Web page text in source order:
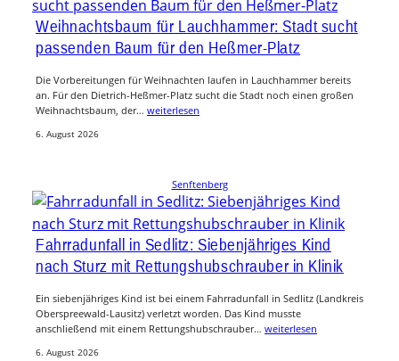
Weihnachtsbaum für Lauchhammer: Stadt sucht
passenden Baum für den Heßmer-Platz
Die Vorbereitungen für Weihnachten laufen in Lauchhammer bereits
an. Für den Dietrich-Heßmer-Platz sucht die Stadt noch einen großen
Weihnachtsbaum, der… weiterlesen
6. August 2026
Senftenberg
Fahrradunfall in Sedlitz: Siebenjähriges Kind
nach Sturz mit Rettungshubschrauber in Klinik
Ein siebenjähriges Kind ist bei einem Fahrradunfall in Sedlitz (Landkreis
Oberspreewald-Lausitz) verletzt worden. Das Kind musste
anschließend mit einem Rettungshubschrauber… weiterlesen
6. August 2026